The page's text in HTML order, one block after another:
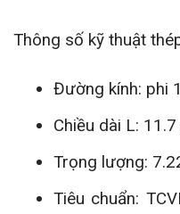
Thông số kỹ thuật
Đường kính: phi
Chiều dài L:
Trọng lượng:
Tiêu chuẩn: